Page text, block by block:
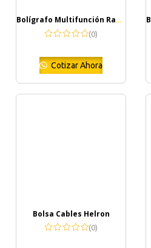
Bolígrafo Multifunción Rakars
(0)
Cotizar Ahora
Bolsa Cables Helron
(0)